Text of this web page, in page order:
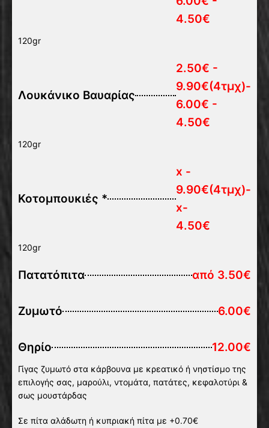
4.50€
120gr
Λουκάνικο Βαυαρίας
2.50€ -
9.90€(4τμχ)-
6.00€ -
4.50€
120gr
Κοτομπουκιές *
x -
9.90€(4τμχ)-
x-
4.50€
120gr
Πατατόπιτα από 3.50€
Ζυμωτό 6.00€
Θηρίο 12.00€
Γίγας ζυμωτό στα κάρβουνα με κρεατικό ή νηστίσμο της
επιλογής σας, μαρούλι, ντομάτα, πατάτες, κεφαλοτύρι &
σως μουστάρδας
Σε πίτα αλάδωτη ή κυπριακή πίτα με +0.70€